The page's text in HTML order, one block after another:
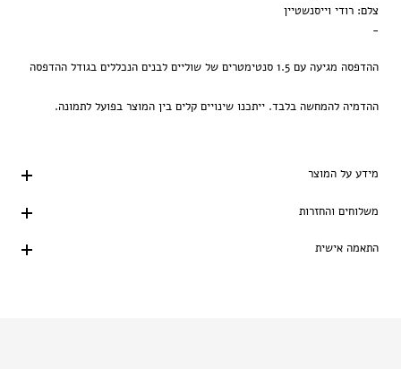
צלם: רודי וייסנשטיין
-
ההדפסה מגיעה עם 1.5 סנטימטרים של שוליים לבנים הנכללים בגודל ההדפסה
ההדמיה להמחשה בלבד. ייתכנו שינויים קלים בין המוצר בפועל לתמונה.
מידע על המוצר
משלוחים והחזרות
התאמה אישית